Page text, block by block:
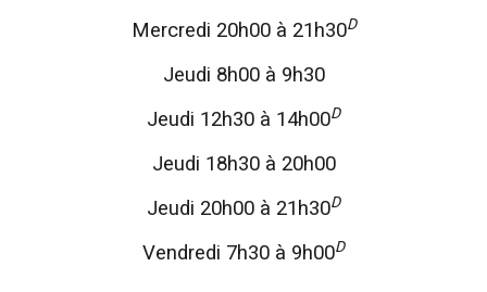
Mercredi 20h00 à 21h30D
Jeudi 8h00 à 9h30
Jeudi 12h30 à 14h00D
Jeudi 18h30 à 20h00
Jeudi 20h00 à 21h30D
Vendredi 7h30 à 9h00D